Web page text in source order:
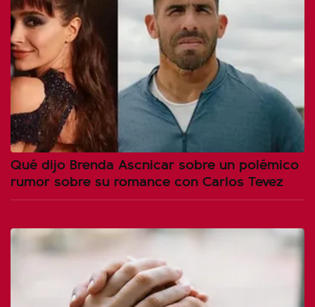
Qué dijo Brenda Ascnicar sobre un polémico
rumor sobre su romance con Carlos Tevez